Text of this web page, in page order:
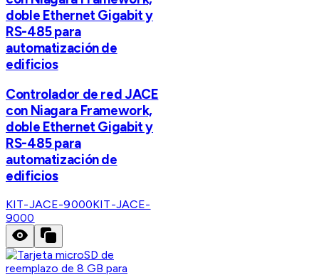
doble Ethernet Gigabit y
RS-485 para
automatización de
edificios
Controlador de red JACE
con Niagara Framework,
doble Ethernet Gigabit y
RS-485 para
automatización de
edificios
KIT-JACE-9000KIT-JACE-
9000